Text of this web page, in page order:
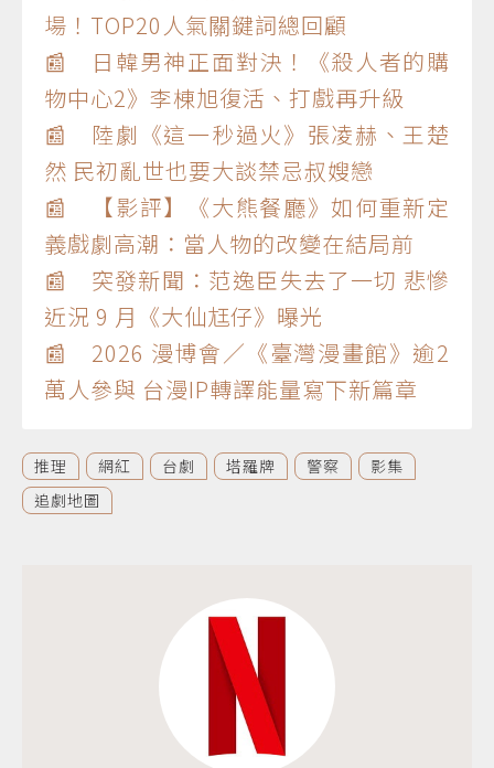
場！TOP20人氣關鍵詞總回顧
📰 日韓男神正面對決！《殺人者的購
物中心2》李棟旭復活、打戲再升級
📰 陸劇《這一秒過火》張凌赫、王楚
然 民初亂世也要大談禁忌叔嫂戀
📰 【影評】《大熊餐廳》如何重新定
義戲劇高潮：當人物的改變在結局前
📰 突發新聞：范逸臣失去了一切 悲慘
近況 9 月《大仙尪仔》曝光
📰 2026 漫博會／《臺灣漫畫館》逾2
萬人參與 台漫IP轉譯能量寫下新篇章
推理 網紅 台劇 塔羅牌 警察
影集
追劇地圖